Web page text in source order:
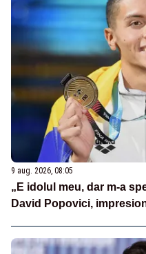
9 aug. 2026, 08:05
„E idolul meu, dar m-a
David Popovici,